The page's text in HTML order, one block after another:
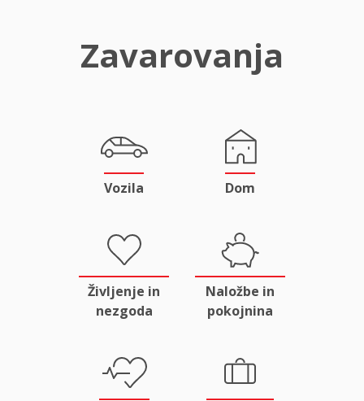
Zavarovanja
Vozila Dom
Življenje in
nezgoda
Naložbe in
pokojnina